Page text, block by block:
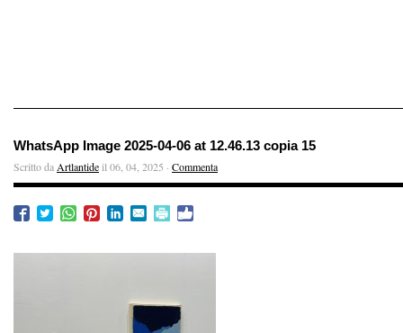
WhatsApp Image 2025-04-06 at 12.46.13 copia 15
Scritto da Artlantideil 06, 04, 2025 · Commenta